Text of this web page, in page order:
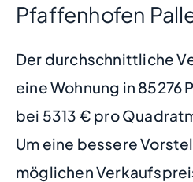
Pfaffenhofen
Der durchschnittliche
eine Wohnung in
bei 5313 € pro
Um eine bessere
möglichen